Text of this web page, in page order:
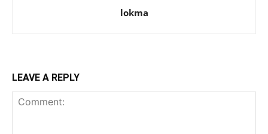
lokma
LEAVE A REPLY